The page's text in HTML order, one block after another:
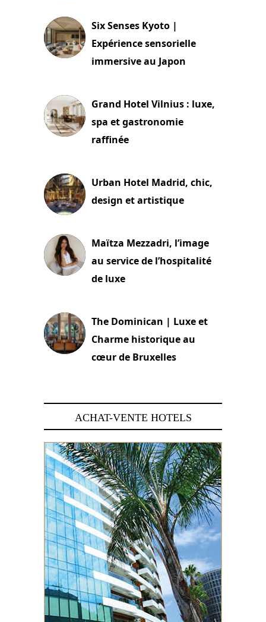
Six Senses Kyoto |
Expérience sensorielle
immersive au Japon
Grand Hotel Vilnius : luxe,
spa et gastronomie
raffinée
Urban Hotel Madrid, chic,
design et artistique
Maïtza Mezzadri, l’image
au service de l’hospitalité
de luxe
The Dominican | Luxe et
Charme historique au
cœur de Bruxelles
ACHAT-VENTE HOTELS